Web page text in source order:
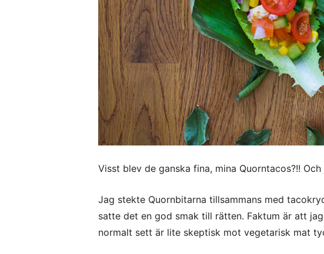
Visst blev de ganska fina, mina Quorntacos?!!
Jag stekte Quornbitarna tillsammans med
satte det en god smak till rätten. Faktum är att
normalt sett är lite skeptisk mot vegetarisk mat